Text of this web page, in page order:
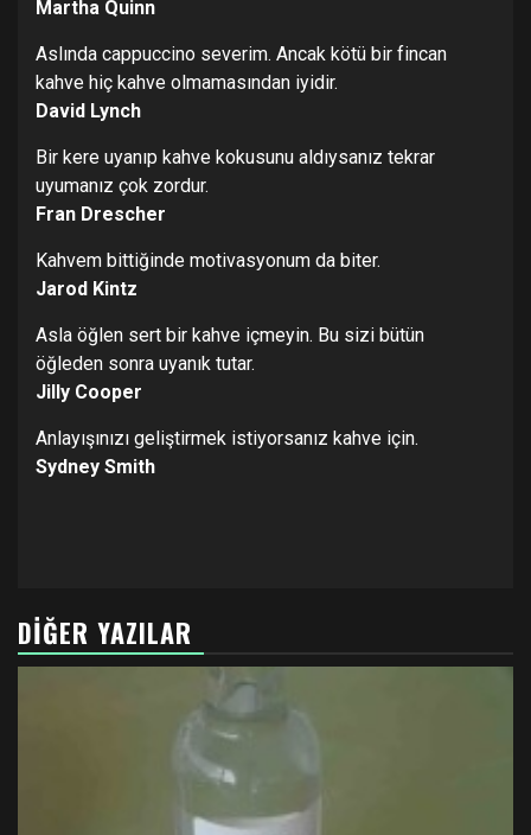
Martha Quinn
Aslında cappuccino severim. Ancak kötü bir fincan
kahve hiç kahve olmamasından iyidir.
David Lynch
Bir kere uyanıp kahve kokusunu aldıysanız tekrar
uyumanız çok zordur.
Fran Drescher
Kahvem bittiğinde motivasyonum da biter.
Jarod Kintz
Asla öğlen sert bir kahve içmeyin. Bu sizi bütün
öğleden sonra uyanık tutar.
Jilly Cooper
Anlayışınızı geliştirmek istiyorsanız kahve için.
Sydney Smith
DIĞER YAZILAR